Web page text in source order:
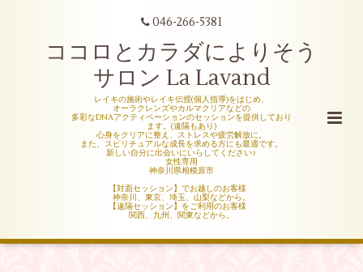
046-266-5381
ココロとカラダによりそう
サロン La Lavand
レイキの施術やレイキ伝授(個人指導)をはじめ、
オーラクレンズやカルマクリアなどの
多彩なDNAアクティベーションのセッションを提供しており
ます。(遠隔もあり)
心身をクリアに整え、ストレスや疲労解放に。
また、スピリチュアルな成長を求める方にも最適です。
新しい自分に出会いにいらしてください♪
女性専用
神奈川県相模原市
【対面セッション】でお越しのお客様
神奈川、東京、埼玉、山梨などから。
【遠隔セッション】をご利用のお客様
関西、九州、関東などから。